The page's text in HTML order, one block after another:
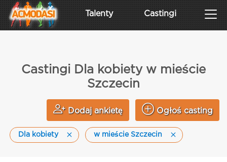
Talenty Castingi
Castingi Dla kobiety w mieście
Szczecin
Dodaj ankietę Ogłoś casting
Dla kobiety w mieście Szczecin